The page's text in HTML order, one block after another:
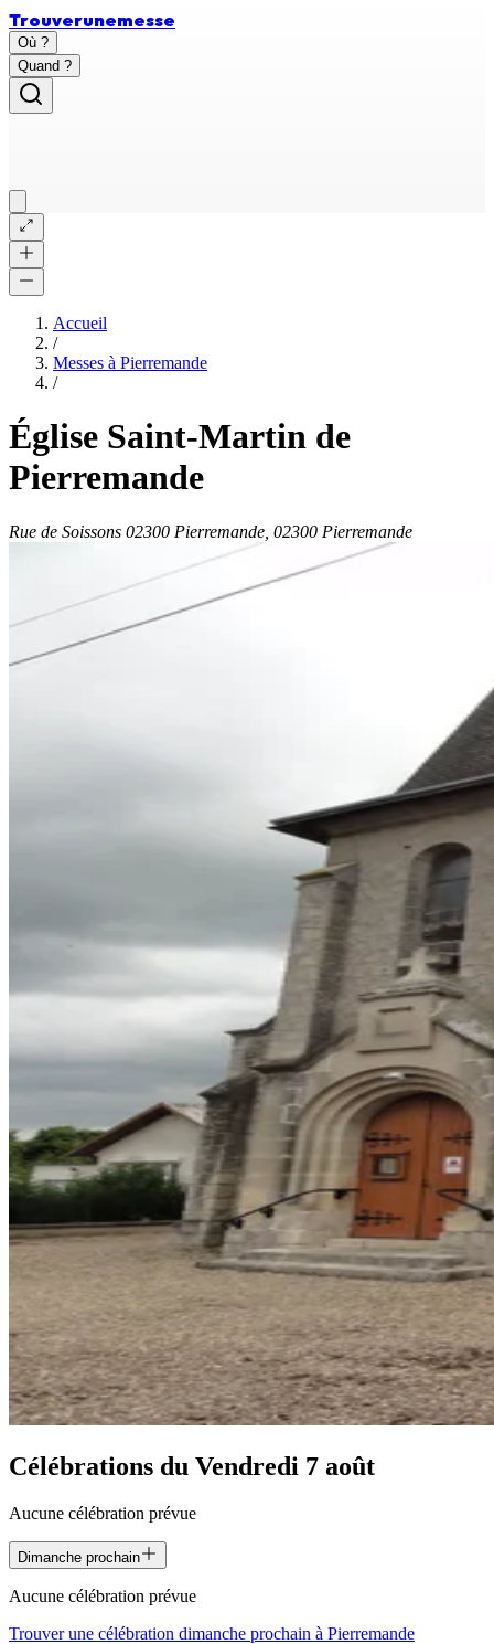
Trouverunemesse
Où ?
Quand ?
Accueil
/
Messes à Pierremande
/
Église Saint-Martin de
Pierremande
Rue de Soissons 02300 Pierremande, 02300 Pierremande
Célébrations du Vendredi 7 août
Aucune célébration prévue
Dimanche prochain
Aucune célébration prévue
Trouver une célébration dimanche prochain à Pierremande